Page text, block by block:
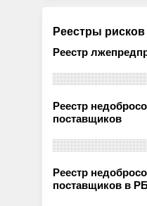
Реестры рисков
Реестр
Реестр
поставщиков
Реестр
поставщиков в